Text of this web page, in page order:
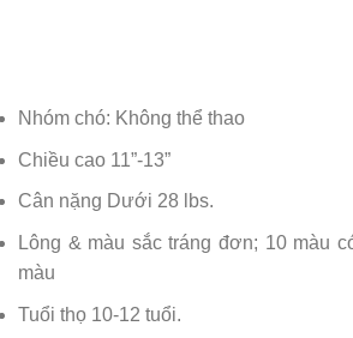
Nhóm chó: Không thể thao
Chiều cao 11”-13”
Cân nặng Dưới 28 lbs.
Lông & màu sắc tráng đơn; 10 màu
màu
Tuổi thọ 10-12 tuổi.